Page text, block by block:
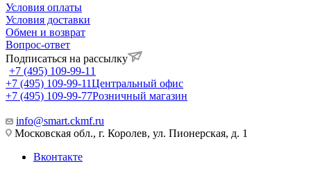
Условия оплаты
Условия доставки
Обмен и возврат
Вопрос-ответ
Подписаться на рассылку
+7 (495) 109-99-11
+7 (495) 109-99-11Центральный офис
+7 (495) 109-99-77Розничный магазин
info@smart.ckmf.ru
Московская обл., г. Королев, ул. Пионерская, д. 1
Вконтакте